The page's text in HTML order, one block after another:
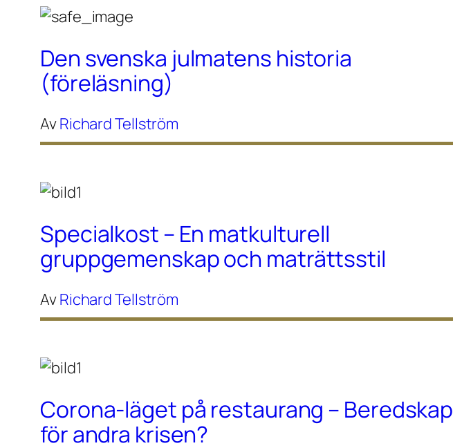
Den svenska julmatens historia
(föreläsning)
AvRichard Tellström
Specialkost – En matkulturell
gruppgemenskap och maträttsstil
AvRichard Tellström
Corona-läget på restaurang – Beredskap
för andra krisen?